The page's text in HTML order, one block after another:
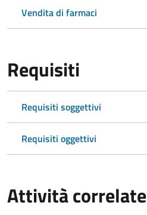
Vendita di farmaci
Requisiti
Requisiti soggettivi
Requisiti oggettivi
Attività correlate